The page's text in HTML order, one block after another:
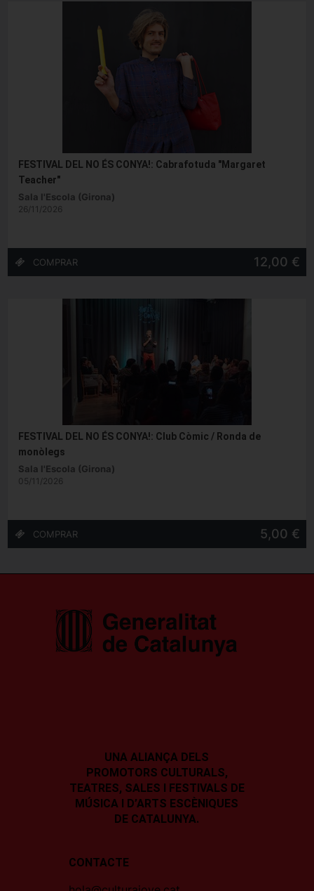
FESTIVAL DEL NO ÉS CONYA!: Cabrafotuda "Margaret
Teacher"
Sala l'Escola (Girona)
26/11/2026
12,00 €
FESTIVAL DEL NO ÉS CONYA!: Club Còmic / Ronda de
monòlegs
Sala l'Escola (Girona)
05/11/2026
5,00 €
UNA ALIANÇA DELS
PROMOTORS CULTURALS,
TEATRES, SALES I
FESTIVALS DE
MÚSICA I D’ARTS ESCÈNIQUES
DE CATALUNYA.
CONTACTE